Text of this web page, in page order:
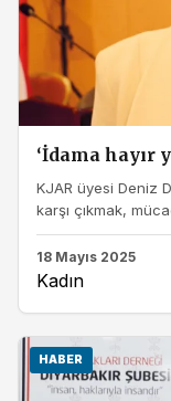
‘İdama hayır
KJAR üyesi Deniz
karşı çıkmak,
18 Mayıs 2025
Kadın
HABER